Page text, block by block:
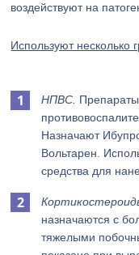
воздействуют на
Используют несколько
НПВС.
Назначают
Вольтарен.
средства для
назначаются с
тяжелыми